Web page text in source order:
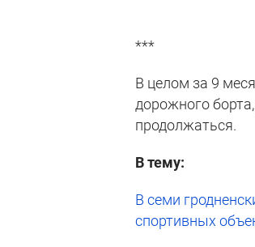
***
В целом за 9
дорожного
продолжаться.
В тему:
В семи
спортивных